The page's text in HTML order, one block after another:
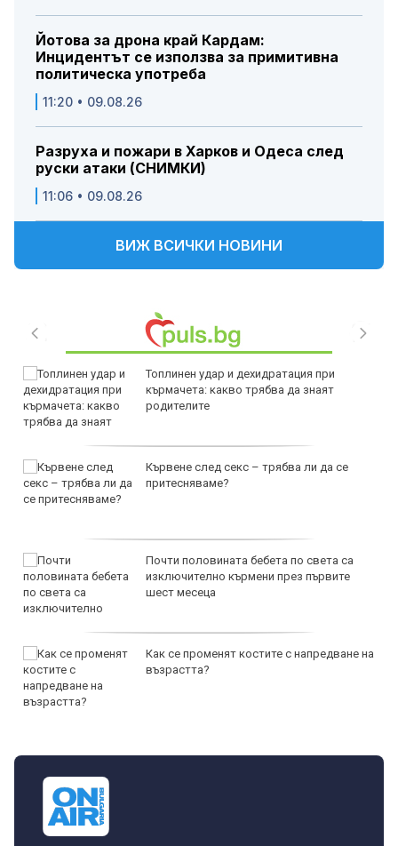
Йотова за дрона край Кардам:
Инцидентът се използва за примитивна
политическа употреба
11:20 • 09.08.26
Разруха и пожари в Харков и Одеса след
руски атаки (СНИМКИ)
11:06 • 09.08.26
ВИЖ ВСИЧКИ НОВИНИ
Топлинен удар и дехидратация при
кърмачета: какво трябва да знаят
родителите
Кървене след секс – трябва ли да се
притесняваме?
Почти половината бебета по света са
изключително кърмени през първите
шест месеца
Как се променят костите с напредване на
възрастта?